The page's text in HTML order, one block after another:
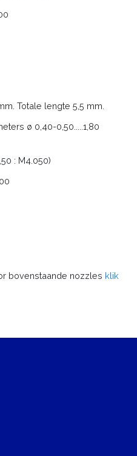
Totale lengte 5,5 mm.
ø 0,40-0,50.....1,80
: M4.050)
bovenstaande nozzles klik